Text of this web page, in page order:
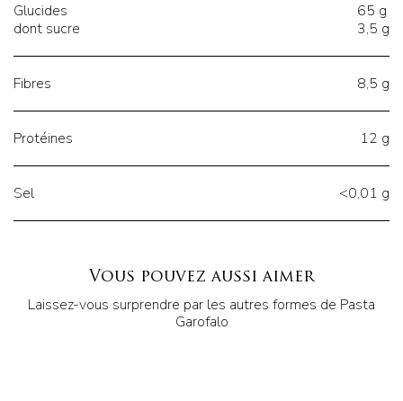
Glucides
dont sucre
65 g
3,5 g
Fibres 8,5 g
Protéines 12 g
Sel <0,01 g
Vous pouvez aussi aimer
Laissez-vous surprendre par les autres formes de Pasta
Garofalo